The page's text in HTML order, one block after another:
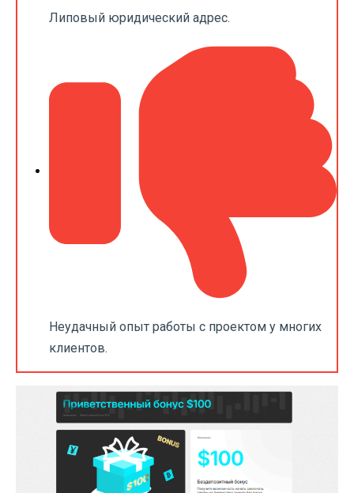
Липовый юридический адрес.
Неудачный опыт работы с проектом у многих
клиентов.